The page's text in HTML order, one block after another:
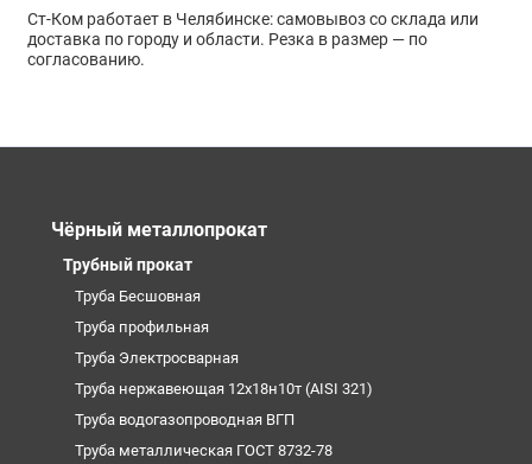
Ст-Ком работает в Челябинске: самовывоз со склада или
доставка по городу и области. Резка в размер — по
согласованию.
Чёрный металлопрокат
Трубный прокат
Труба Бесшовная
Труба профильная
Труба Электросварная
Труба нержавеющая 12х18н10т (AISI 321)
Труба водогазопроводная ВГП
Труба металлическая ГОСТ 8732-78